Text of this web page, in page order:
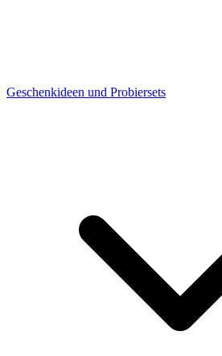
Geschenkideen und Probiersets